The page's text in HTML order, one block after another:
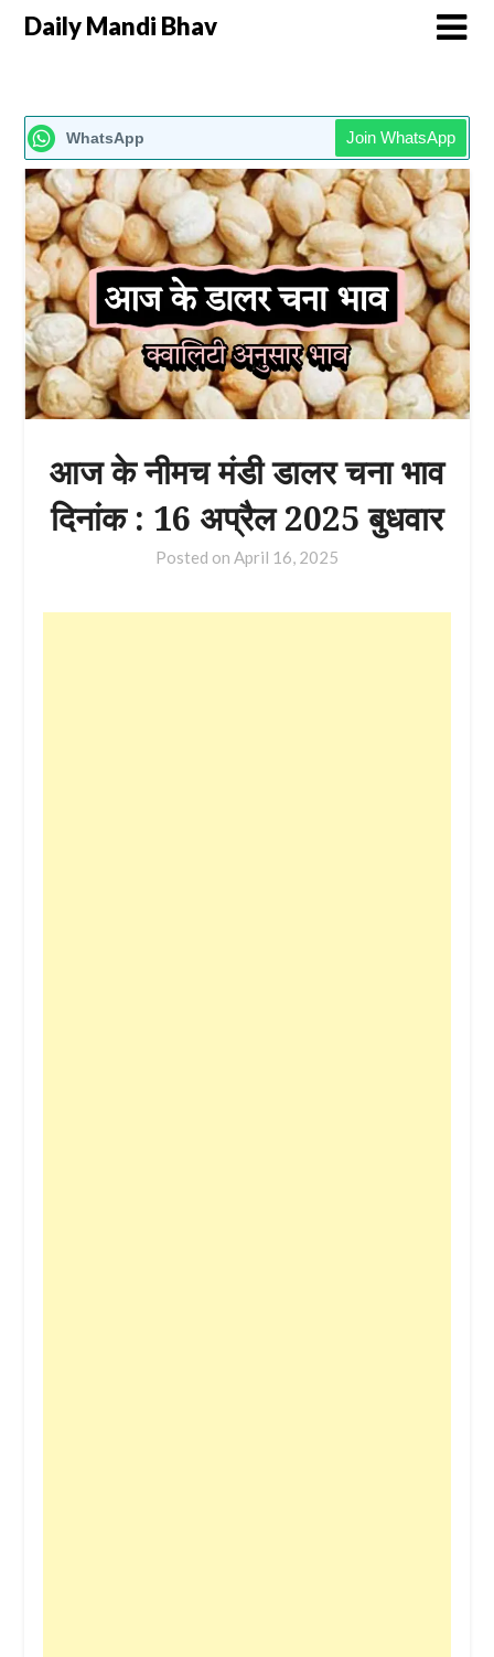
Daily Mandi Bhav
WhatsApp Join WhatsApp
आज के नीमच मंडी डालर चना भाव
दिनांक : 16 अप्रैल 2025 बुधवार
Posted on April 16, 2025